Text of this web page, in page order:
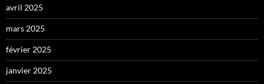
avril 2025
mars 2025
février 2025
janvier 2025